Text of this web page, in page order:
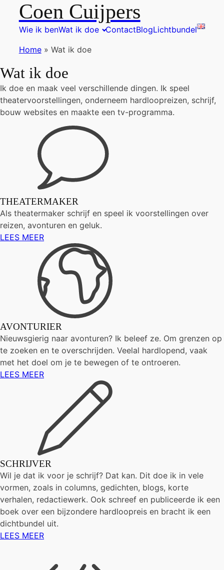
Coen Cuijpers
Wie ik benWat ik doe ContactBlogLichtbundel
Home» Wat ik doe
Wat ik doe
Ik doe en maak veel verschillende dingen. Ik speel
theatervoorstellingen, onderneem hardloopreizen, schrijf,
bouw websites en maakte een tv-programma.
THEATERMAKER
Als theatermaker schrijf en speel ik voorstellingen over
reizen, avonturen en geluk.
LEES MEER
AVONTURIER
Nieuwsgierig naar avonturen? Ik beleef ze. Om grenzen op
te zoeken en te overschrijden. Veelal hardlopend, vaak
met het doel om je te bewegen of te ontroeren.
LEES MEER
SCHRIJVER
Wil je dat ik voor je schrijf? Dat kan. Dit doe ik in vele
vormen, zoals in columns, gedichten, blogs, korte
verhalen, redactiewerk. Ook schreef en publiceerde ik een
boek over een bijzondere hardloopreis en bracht ik een
dichtbundel uit.
LEES MEER